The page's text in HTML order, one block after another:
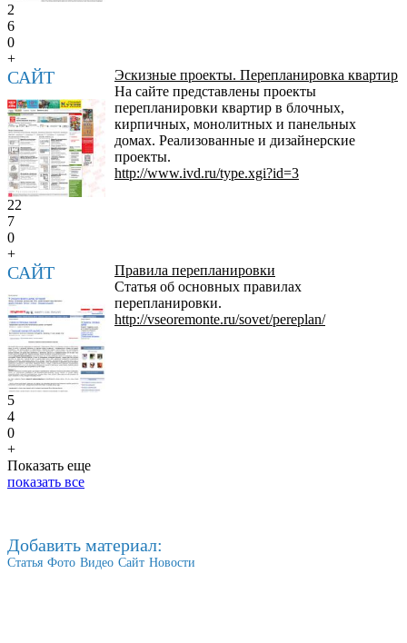
2
6
0
+
САЙТ
Эскизные проекты. Перепланировка квартир
На сайте представлены проекты
перепланировки квартир в блочных,
кирпичных, монолитных и панельных
домах. Реализованные и дизайнерские
проекты.
http://www.ivd.ru/type.xgi?id=3
22
7
0
+
САЙТ
Правила перепланировки
Статья об основных правилах
перепланировки.
http://vseoremonte.ru/sovet/pereplan/
5
4
0
+
Показать еще
показать все
Добавить материал:
Статья Фото Видео Сайт Новости